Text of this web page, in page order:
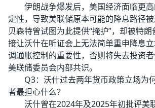
伊朗战争爆发后，美国经济面临更高
定性，导致美联储原本可能的降息路径
贝森特曾试图为此提供“掩护”，却被特
接让沃什在听证会上无法简单重申降息
调通胀控制的重要性，否则将失去投资
美联储委员会内部共识。
Q3：沃什过去两年货币政策立场为
者最担心什么？
沃什曾在2024年及2025年初批评美